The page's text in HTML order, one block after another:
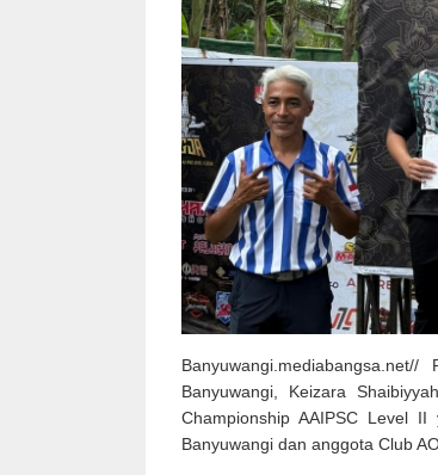
Banyuwangi, Keizara
Championship AAIPSC Level
Banyuwangi dan anggota Club